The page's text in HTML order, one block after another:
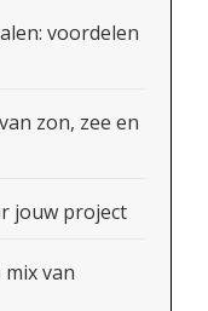
voordelen
zon, zee en
jouw project
van